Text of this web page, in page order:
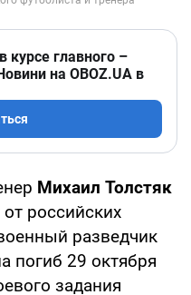
курсе главного –
на OBOZ.UA в
Михаил Толстяк
российских
разведчик
погиб 29 октября
задания